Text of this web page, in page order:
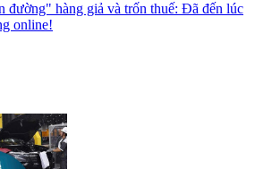
đường" hàng giả và trốn thuế: Đã đến lúc
online!